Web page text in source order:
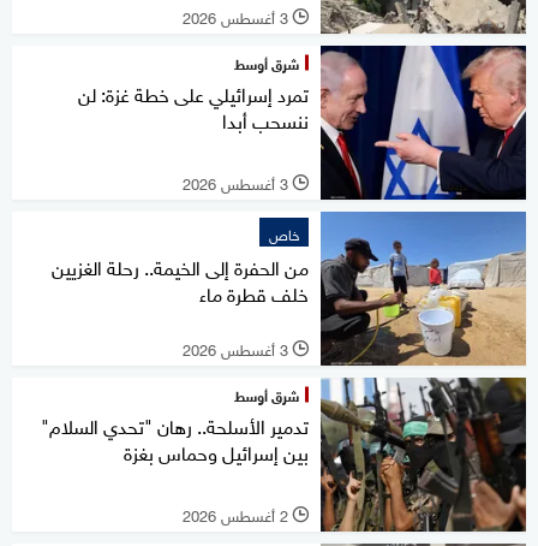
l 3 أغسطس 2026
شرق أوسط
تمرد إسرائيلي على خطة غزة: لن
ننسحب أبدا
l 3 أغسطس 2026
خاص
من الحفرة إلى الخيمة.. رحلة الغزيين
خلف قطرة ماء
l 3 أغسطس 2026
شرق أوسط
تدمير الأسلحة.. رهان "تحدي السلام"
بين إسرائيل وحماس بغزة
l 2 أغسطس 2026